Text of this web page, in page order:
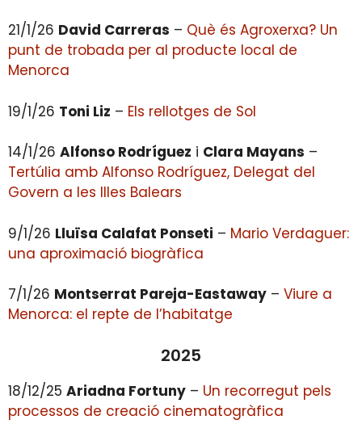
21/1/26 David Carreras – Què és Agroxerxa? Un
punt de trobada per al producte local de
Menorca
19/1/26 Toni Liz – Els rellotges de Sol
14/1/26 Alfonso Rodríguez i Clara Mayans –
Tertúlia amb Alfonso Rodríguez, Delegat del
Govern a les Illes Balears
9/1/26 Lluïsa Calafat Ponseti – Mario Verdaguer:
una aproximació biogràfica
7/1/26 Montserrat Pareja-Eastaway – Viure a
Menorca: el repte de l’habitatge
2025
18/12/25 Ariadna Fortuny – Un recorregut pels
processos de creació cinematogràfica